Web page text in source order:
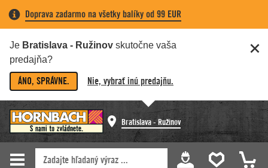
Doprava zadarmo na všetky balíky od 99 EUR
Je Bratislava - Ružinov skutočne vaša
predajňa?
ÁNO, SPRÁVNE. Nie, vybrať inú predajňu.
Bratislava - Ružinov